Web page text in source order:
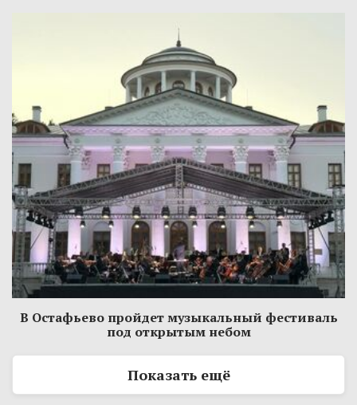
В Остафьево пройдет музыкальный фестиваль
под открытым небом
Показать ещё